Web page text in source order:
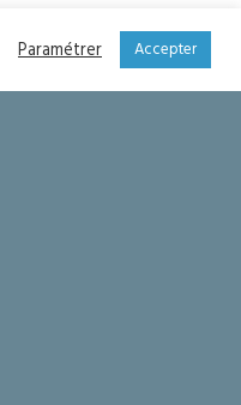
Paramétrer Accepter